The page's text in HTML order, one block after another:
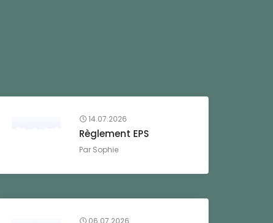
14.07.2026
Règlement EPS
Par Sophie
06.07.2026